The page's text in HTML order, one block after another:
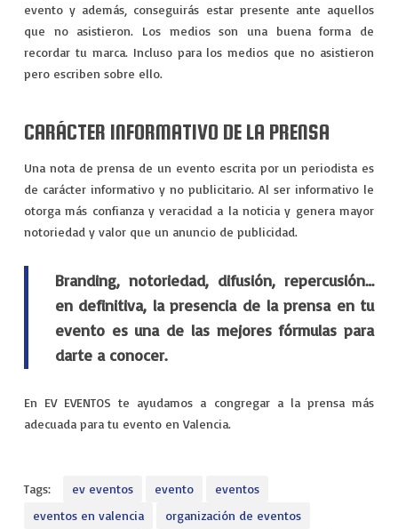
evento y además, conseguirás estar presente ante aquellos
que no asistieron. Los medios son una buena forma de
recordar tu marca. Incluso para los medios que no asistieron
pero escriben sobre ello.
CARÁCTER INFORMATIVO DE LA PRENSA
Una nota de prensa de un evento escrita por un periodista es
de carácter informativo y no publicitario. Al ser informativo le
otorga más confianza y veracidad a la noticia y genera mayor
notoriedad y valor que un anuncio de publicidad.
Branding, notoriedad, difusión, repercusión…
en definitiva, la presencia de la prensa en tu
evento es una de las mejores fórmulas para
darte a conocer.
En EV EVENTOS te ayudamos a congregar a la prensa más
adecuada para tu evento en Valencia.
Tags: ev eventos evento
eventos
eventos en valencia
organización de eventos